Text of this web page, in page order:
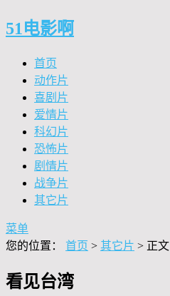
51电影啊
首页
动作片
喜剧片
爱情片
科幻片
恐怖片
剧情片
战争片
其它片
菜单
您的位置： 首页 > 其它片 > 正文
看见台湾